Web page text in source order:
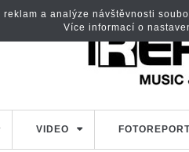
VIDEO
a analýze návštěvnosti
Více informací o